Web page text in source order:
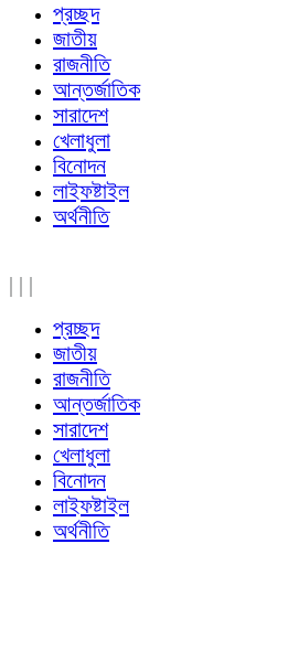
প্রচ্ছদ
জাতীয়
রাজনীতি
আন্তর্জাতিক
সারাদেশ
খেলাধুলা
বিনোদন
লাইফষ্টাইল
অর্থনীতি
| | |
প্রচ্ছদ
জাতীয়
রাজনীতি
আন্তর্জাতিক
সারাদেশ
খেলাধুলা
বিনোদন
লাইফষ্টাইল
অর্থনীতি